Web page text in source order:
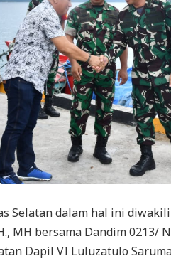
Selatan dalam hal ini
MH bersama Dandim 0213/
Dapil VI Luluzatulo